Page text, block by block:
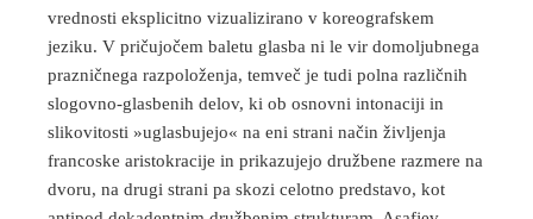
vrednosti eksplicitno vizualizirano v koreografskem
jeziku. V pričujočem baletu glasba ni le vir domoljubnega
prazničnega razpoloženja, temveč je tudi polna različnih
slogovno-glasbenih delov, ki ob osnovni intonaciji in
slikovitosti »uglasbujejo« na eni strani način življenja
francoske aristokracije in prikazujejo družbene razmere na
dvoru, na drugi strani pa skozi celotno predstavo, kot